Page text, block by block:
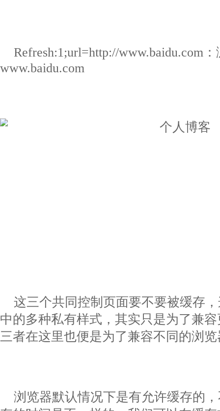
Refresh:1;url=http://www.baidu.com
www.baidu.com
这三个共同控制页面要不要被缓存
中的多种私有样式，其实只是为了兼
三者在这里也便是为了兼容不同的浏
浏览器默认情况下是有允许缓存的